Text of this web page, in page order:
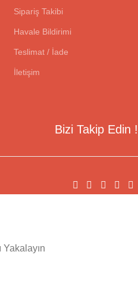
Sipariş Takibi
Havale Bildirimi
Teslimat / İade
İletişim
Bizi Takip Edin !
Yakalayın